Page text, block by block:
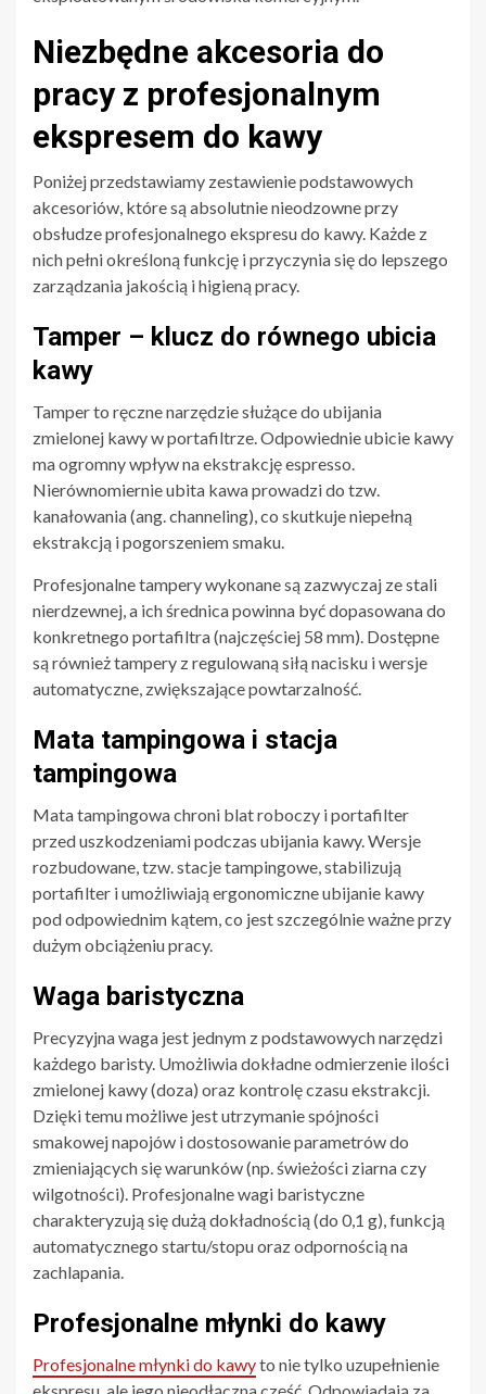
Niezbędne akcesoria do
pracy z profesjonalnym
ekspresem do kawy
Poniżej przedstawiamy zestawienie podstawowych
akcesoriów, które są absolutnie nieodzowne przy
obsłudze profesjonalnego ekspresu do kawy. Każde z
nich pełni określoną funkcję i przyczynia się do lepszego
zarządzania jakością i higieną pracy.
Tamper – klucz do równego ubicia
kawy
Tamper to ręczne narzędzie służące do ubijania
zmielonej kawy w portafiltrze. Odpowiednie ubicie kawy
ma ogromny wpływ na ekstrakcję espresso.
Nierównomiernie ubita kawa prowadzi do tzw.
kanałowania (ang. channeling), co skutkuje niepełną
ekstrakcją i pogorszeniem smaku.
Profesjonalne tampery wykonane są zazwyczaj ze stali
nierdzewnej, a ich średnica powinna być dopasowana do
konkretnego portafiltra (najczęściej 58 mm). Dostępne
są również tampery z regulowaną siłą nacisku i wersje
automatyczne, zwiększające powtarzalność.
Mata tampingowa i stacja
tampingowa
Mata tampingowa chroni blat roboczy i portafilter
przed uszkodzeniami podczas ubijania kawy. Wersje
rozbudowane, tzw. stacje tampingowe, stabilizują
portafilter i umożliwiają ergonomiczne ubijanie kawy
pod odpowiednim kątem, co jest szczególnie ważne przy
dużym obciążeniu pracy.
Waga baristyczna
Precyzyjna waga jest jednym z podstawowych narzędzi
każdego baristy. Umożliwia dokładne odmierzenie ilości
zmielonej kawy (doza) oraz kontrolę czasu ekstrakcji.
Dzięki temu możliwe jest utrzymanie spójności
smakowej napojów i dostosowanie parametrów do
zmieniających się warunków (np. świeżości ziarna czy
wilgotności). Profesjonalne wagi baristyczne
charakteryzują się dużą dokładnością (do 0,1 g), funkcją
automatycznego startu/stopu oraz odpornością na
zachlapania.
Profesjonalne młynki do kawy
Profesjonalne młynki do kawyto nie tylko uzupełnienie